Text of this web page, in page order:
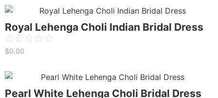
Royal Lehenga Choli Indian Bridal Dress
☆☆☆☆☆
$0.00
Pearl White Lehenga Choli Bridal Dress